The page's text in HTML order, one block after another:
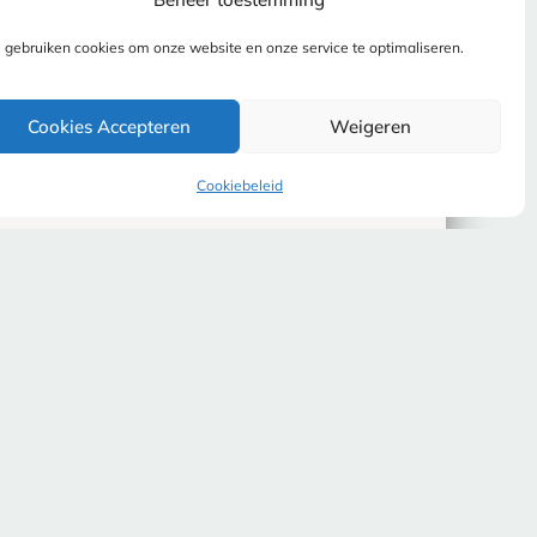
gebruiken cookies om onze website en onze service te optimaliseren.
Cookies Accepteren Weigeren
Cookiebeleid